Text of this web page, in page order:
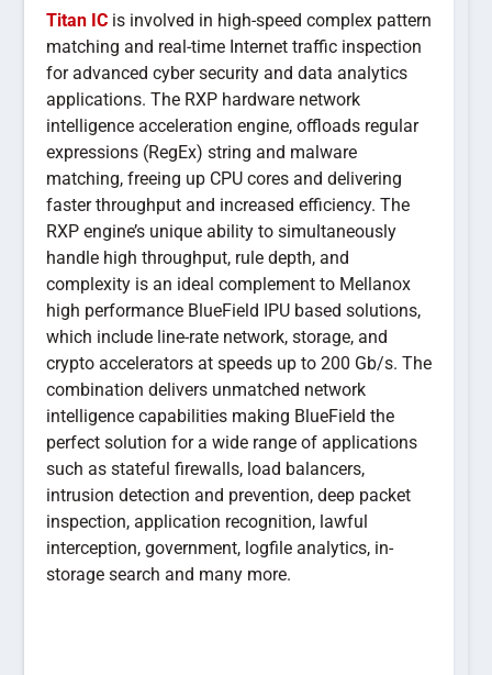
Titan IC is involved in high-speed complex pattern
matching and real-time Internet traffic inspection
for advanced cyber security and data analytics
applications. The RXP hardware network
intelligence acceleration engine, offloads regular
expressions (RegEx) string and malware
matching, freeing up CPU cores and delivering
faster throughput and increased efficiency. The
RXP engine’s unique ability to simultaneously
handle high throughput, rule depth, and
complexity is an ideal complement to Mellanox
high performance BlueField IPU based solutions,
which include line-rate network, storage, and
crypto accelerators at speeds up to 200 Gb/s. The
combination delivers unmatched network
intelligence capabilities making BlueField the
perfect solution for a wide range of applications
such as stateful firewalls, load balancers,
intrusion detection and prevention, deep packet
inspection, application recognition, lawful
interception, government, logfile analytics, in-
storage search and many more.